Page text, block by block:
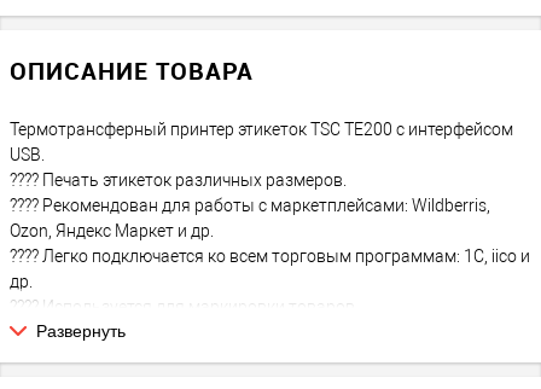
ОПИСАНИЕ ТОВАРА
Термотрансферный принтер этикеток TSC TE200 c интерфейсом
USB.
???? Печать этикеток различных размеров.
????️ Рекомендован для работы с маркетплейсами: Wildberris,
Ozon, Яндекс Маркет и др.
???? Легко подключается ко всем торговым программам: 1С, iico и
др.
???? Используется для маркировки товаров.
????️ Работает и с Windows, Linux и Mac
Развернуть